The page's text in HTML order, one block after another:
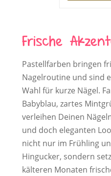
Frische
Pastellfarben bringen
Nagelroutine und sind
Wahl für kurze Nägel.
Babyblau, zartes
verleihen Deinen
und doch eleganten
nicht nur im Frühling
Hingucker, sondern
kälteren Monaten